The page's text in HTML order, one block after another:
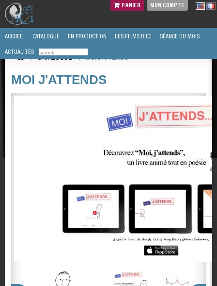
PANIER MON COMPTE
ACCUEIL CATALOGUE EN PRODUCTION LES FILMS D'ICI SÉANCE DU MOIS
ACTUALITÉS
/
CATALOGUE / MOI J'ATTENDS
MOI J'ATTENDS